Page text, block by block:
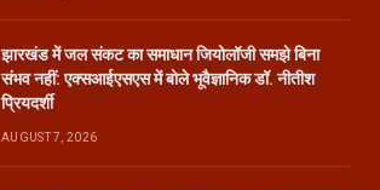
झारखंड में जल संकट का समाधान जियोलॉजी समझे बिना
संभव नहीं: एक्सआईएसएस में बोले भूवैज्ञानिक डॉ. नीतीश
प्रियदर्शी
AUGUST 7, 2026